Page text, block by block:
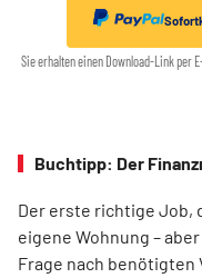
Sie erhalten einen Download-Link per
Buchtipp: Der
Der erste richtige Job,
eigene Wohnung –
Frage nach benötigten